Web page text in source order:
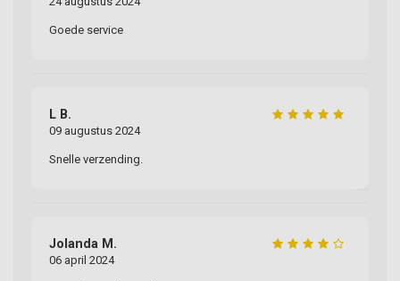
Goede service
L B.
09 augustus 2024
Snelle verzending.
Jolanda M.
06 april 2024